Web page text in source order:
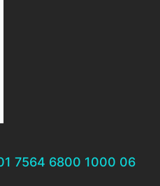
7564 6800 1000 06